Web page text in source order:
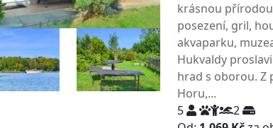
krásnou
posezení, gril,
akvaparku,
Hukvaldy
hrad s oborou. Z
Horu,...
5
2